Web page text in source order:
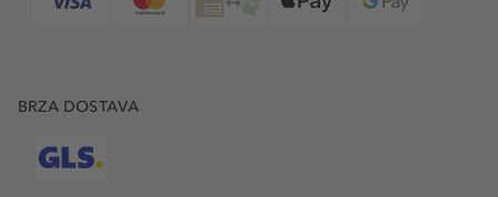
BRZA DOSTAVA